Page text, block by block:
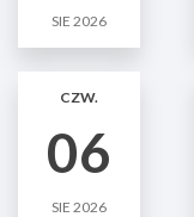
SIE 2026
CZW.
06
SIE 2026